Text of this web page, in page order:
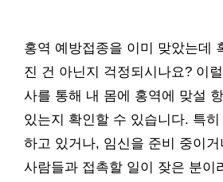
홍역 예방접종을 이미 맞았는데
진 건 아닌지 걱정되시나요? 이
사를 통해 내 몸에 홍역에 맞설
있는지 확인할 수 있습니다. 특
하고 있거나, 임신을 준비 중이
사람들과 접촉할 일이 잦은 분이